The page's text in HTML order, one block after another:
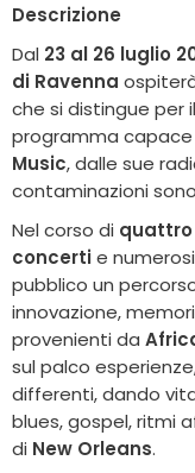
Descrizione
Dal 23 al 26 luglio
di Ravenna
che si distingue per
programma
Music, dalle sue
contaminazioni
Nel corso di
concertie
pubblico un
innovazione,
provenienti da
sul palco
differenti, dando
blues, gospel, ritmi
di New Orleans.